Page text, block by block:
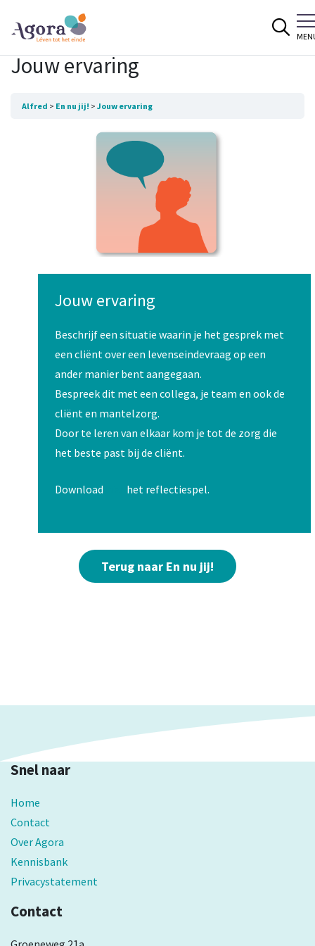
Jouw ervaring
Alfred En nu jij! Jouw ervaring
Jouw ervaring
Beschrijf een situatie waarin je het gesprek met
een cliënt over een levenseindevraag op een
ander manier bent aangegaan.
Bespreek dit met een collega, je team en ook de
cliënt en mantelzorg.
Door te leren van elkaar kom je tot de zorg die
het beste past bij de cliënt.
Download het reflectiespel.
Terug naar En nu jij!
Snel naar
Home
Contact
Over Agora
Kennisbank
Privacystatement
Contact